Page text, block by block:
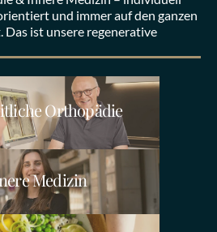
und immer auf den ganzen
Das ist unsere regenerative
Orthopädie
Medizin